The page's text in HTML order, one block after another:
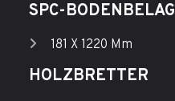
SPC-BODENBELAG
181 X 1220 Mm
HOLZBRETTER